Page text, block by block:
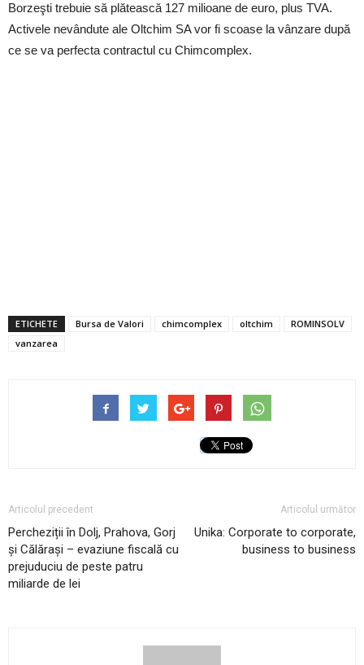
Borzeşti trebuie să plătească 127 milioane de euro, plus TVA.
Activele nevândute ale Oltchim SA vor fi scoase la vânzare după
ce se va perfecta contractul cu Chimcomplex.
ETICHETE Bursa de Valori chimcomplex oltchim
ROMINSOLV
vanzarea
Articolul precedent
Percheziții în Dolj, Prahova, Gorj
şi Călăraşi – evaziune fiscală cu
prejuduciu de peste patru
miliarde de lei
Articolul următor
Unika: Corporate to corporate,
business to business